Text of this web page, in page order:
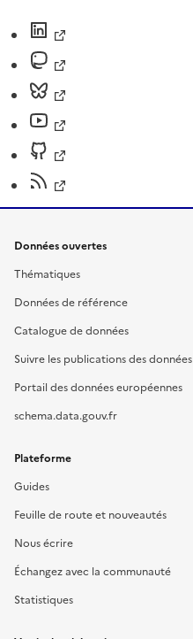
Données ouvertes
Thématiques
Données de référence
Catalogue de données
Suivre les publications des données
Portail des données européennes
schema.data.gouv.fr
Plateforme
Guides
Feuille de route et nouveautés
Nous écrire
Échangez avec la communauté
Statistiques